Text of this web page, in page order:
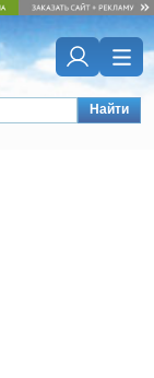
Найти